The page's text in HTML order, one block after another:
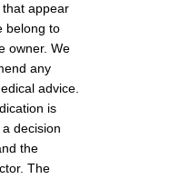
appear
belong to
owner. We
any
advice.
is
decision
the
The